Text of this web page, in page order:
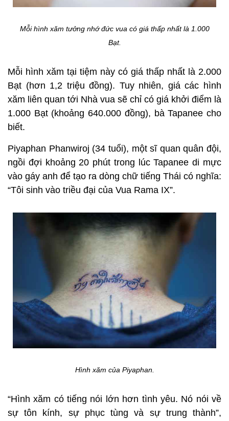
Mỗi hình xăm tưởng nhớ đức vua có giá thấp nhất là 1.000
Bạt.
Mỗi hình xăm tại tiệm này có giá thấp nhất là 2.000
Bạt (hơn 1,2 triệu đồng). Tuy nhiên, giá các hình
xăm liên quan tới Nhà vua sẽ chỉ có giá khởi điểm là
1.000 Bạt (khoảng 640.000 đồng), bà Tapanee cho
biết.
Piyaphan Phanwiroj (34 tuổi), một sĩ quan quân đội,
ngồi đợi khoảng 20 phút trong lúc Tapanee di mực
vào gáy anh để tạo ra dòng chữ tiếng Thái có nghĩa:
“Tôi sinh vào triều đại của Vua Rama IX”.
Hình xăm của Piyaphan.
“Hình xăm có tiếng nói lớn hơn tình yêu. Nó nói về
sự tôn kính, sự phục tùng và sự trung thành”,